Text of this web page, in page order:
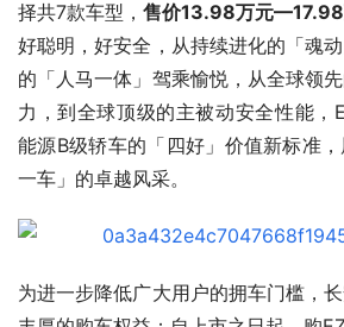
择共7款车型， 售价13.98万元—17.98
好聪明，好安全，从持续进化的「魂
的「人马一体」驾乘愉悦，从全球领
力，到全球顶级的主被动安全性能，
能源B级轿车的「四好」价值新标准
一车」的卓越风采。
为进一步降低广大用户的拥车门槛，